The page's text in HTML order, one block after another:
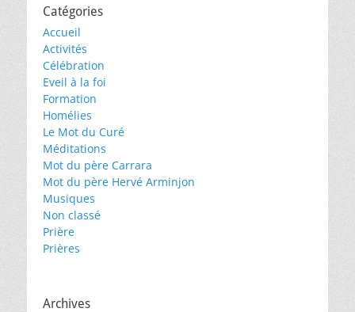
Catégories
Accueil
Activités
Célébration
Eveil à la foi
Formation
Homélies
Le Mot du Curé
Méditations
Mot du père Carrara
Mot du père Hervé Arminjon
Musiques
Non classé
Prière
Prières
Archives